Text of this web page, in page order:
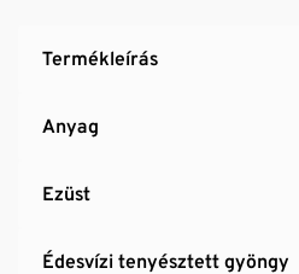
Termékleírás
Anyag
Ezüst
Édesvízi tenyésztett gyöngy